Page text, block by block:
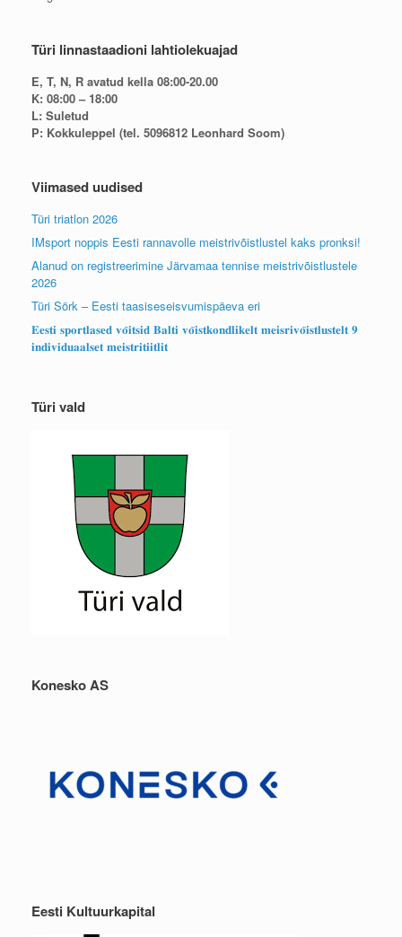
Türi linnastaadioni lahtiolekuajad
E, T, N, R avatud kella 08:00-20.00
K: 08:00 – 18:00
L: Suletud
P: Kokkuleppel (tel. 5096812 Leonhard Soom)
Viimased uudised
Türi triatlon 2026
IMsport noppis Eesti rannavolle meistrivõistlustel kaks pronksi!
Alanud on registreerimine Järvamaa tennise meistrivõistlustele
2026
Türi Sörk – Eesti taasiseseisvumispäeva eri
𝐄𝐞𝐬𝐭𝐢 𝐬𝐩𝐨𝐫𝐭𝐥𝐚𝐬𝐞𝐝 𝐯𝐨̃𝐢𝐭𝐬𝐢𝐝 𝐁𝐚𝐥𝐭𝐢 𝐯𝐨̃𝐢𝐬𝐭𝐤𝐨𝐧𝐝𝐥𝐢𝐤𝐞𝐥𝐭 𝐦𝐞𝐢𝐬𝐫𝐢𝐯𝐨̃𝐢𝐬𝐭𝐥𝐮𝐬𝐭𝐞𝐥𝐭 𝟗
𝐢𝐧𝐝𝐢𝐯𝐢𝐝𝐮𝐚𝐚𝐥𝐬𝐞𝐭 𝐦𝐞𝐢𝐬𝐭𝐫𝐢𝐭𝐢𝐢𝐭𝐥𝐢𝐭
Türi vald
Konesko AS
Eesti Kultuurkapital